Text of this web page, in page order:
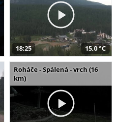
18:25 15,0 °C
Roháče - Spálená - vrch (16
km)